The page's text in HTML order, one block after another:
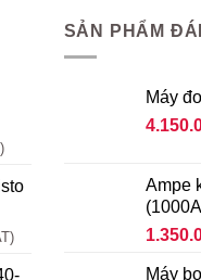
SẢN PHẨM
Máy
Ampe
Máy